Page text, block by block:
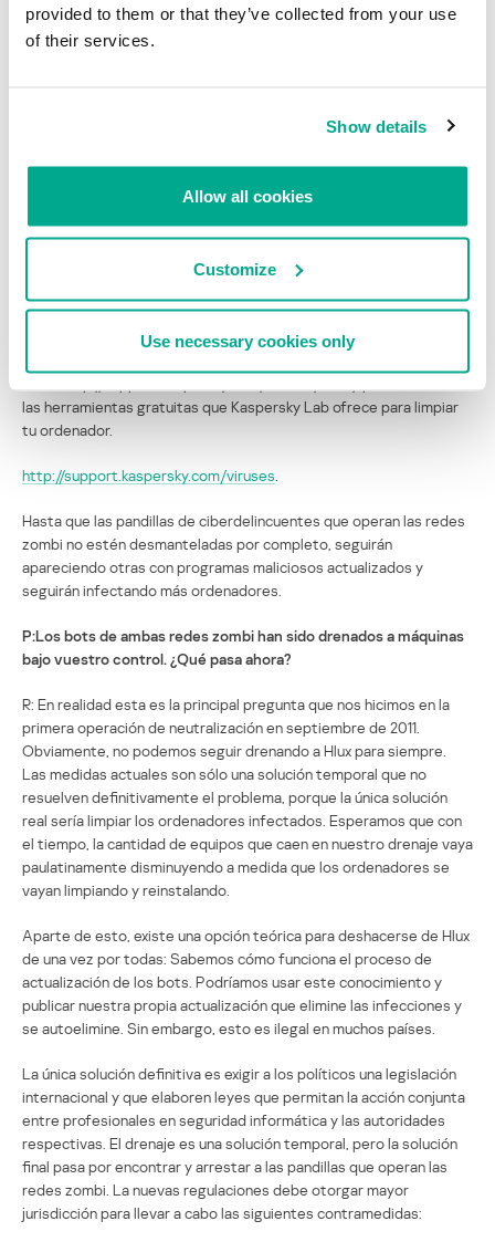
provided to them or that they’ve collected from your use
of their services.
Show details
Allow all cookies
Customize
Use necessary cookies only
investigación de CrowdStrike, HoneyNet Project y Dell
SecureWorks.
P:¿Qué puede hacer un usuario si su sistema se infecta con
R: Aunque se han desactivado las dos primeras redes zombi
las herramientas gratuitas que Kaspersky Lab ofrece para limpiar
tu ordenador.
http://support.kaspersky.com/viruses
Hasta que las pandillas de ciberdelincuentes que operan las redes
zombi no estén desmanteladas por completo, seguirán
apareciendo otras con programas maliciosos actualizados y
seguirán infectando más ordenadores.
P:Los bots de ambas redes zombi han sido drenados a máquinas
bajo vuestro control. ¿Qué pasa ahora?
R: En realidad esta es la principal pregunta que nos hicimos en la
primera operación de neutralización en septiembre de 2011.
Obviamente, no podemos seguir drenando a Hlux para siempre.
Las medidas actuales son sólo una solución temporal que no
resuelven definitivamente el problema, porque la única solución
real sería limpiar los ordenadores infectados. Esperamos que con
el tiempo, la cantidad de equipos que caen en nuestro drenaje vaya
paulatinamente disminuyendo a medida que los ordenadores se
vayan limpiando y reinstalando.
Aparte de esto, existe una opción teórica para deshacerse de Hlux
de una vez por todas: Sabemos cómo funciona el proceso de
actualización de los bots. Podríamos usar este conocimiento y
publicar nuestra propia actualización que elimine las infecciones y
se autoelimine. Sin embargo, esto es ilegal en muchos países.
La única solución definitiva es exigir a los políticos una legislación
internacional y que elaboren leyes que permitan la acción conjunta
entre profesionales en seguridad informática y las autoridades
respectivas. El drenaje es una solución temporal, pero la solución
final pasa por encontrar y arrestar a las pandillas que operan las
redes zombi. La nuevas regulaciones debe otorgar mayor
jurisdicción para llevar a cabo las siguientes contramedidas: